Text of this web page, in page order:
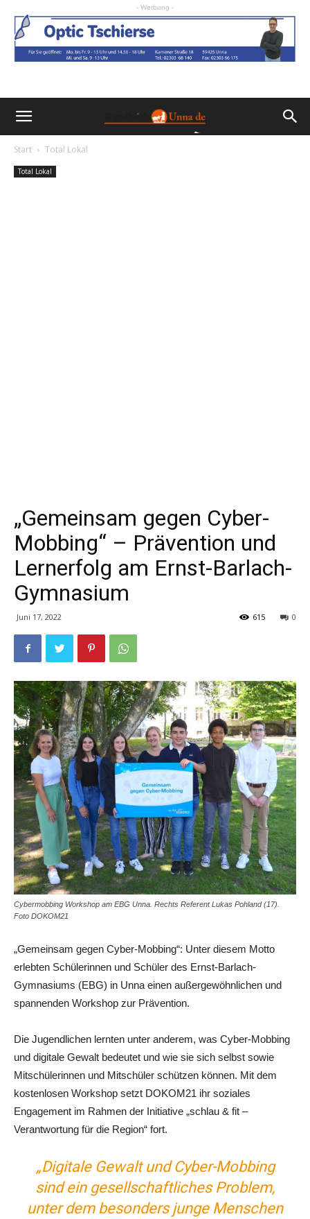
- Werbung -
Start Total Lokal
Total Lokal
„Gemeinsam gegen Cyber-
Mobbing“ – Prävention und
Lernerfolg am Ernst-Barlach-
Gymnasium
Juni 17, 2022 0
615
Cybermobbing Workshop am EBG Unna. Rechts Referent Lukas Pohland (17).
Foto DOKOM21
„Gemeinsam gegen Cyber-Mobbing“: Unter diesem Motto
erlebten Schülerinnen und Schüler des Ernst-Barlach-
Gymnasiums (EBG) in Unna einen außergewöhnlichen und
spannenden Workshop zur Prävention.
Die Jugendlichen lernten unter anderem, was Cyber-Mobbing
und digitale Gewalt bedeutet und wie sie sich selbst sowie
Mitschülerinnen und Mitschüler schützen können. Mit dem
kostenlosen Workshop setzt DOKOM21 ihr soziales
Engagement im Rahmen der Initiative „schlau & fit –
Verantwortung für die Region“ fort.
„Digitale Gewalt und Cyber-Mobbing
sind ein gesellschaftliches Problem,
unter dem besonders junge Menschen